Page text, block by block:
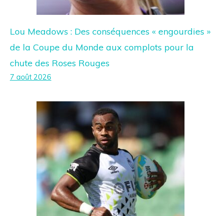
Lou Meadows : Des conséquences « engourdies »
de la Coupe du Monde aux complots pour la
chute des Roses Rouges
7 août 2026